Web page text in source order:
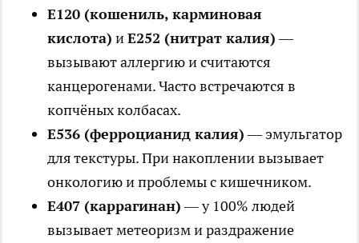
Е120 (кошениль, карминовая
кислота) иЕ252 (нитрат калия)—
вызывают аллергию и считаются
канцерогенами. Часто встречаются в
копчёных колбасах.
Е536 (ферроцианид калия)— эмульгатор
для текстуры. При накоплении вызывает
онкологию и проблемы с кишечником.
Е407 (каррагинан)— у 100% людей
вызывает метеоризм и раздражение